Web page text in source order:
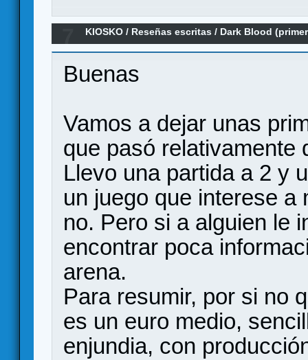
KIOSKO / Reseñas escritas / Dark Blood
Buenas
Vamos a dejar unas
que pasó relativamente
Llevo una partida a 2 y
un juego que interese a
no. Pero si a alguien le
encontrar poca
arena.
Para resumir, por si no
es un euro medio,
enjundia, con